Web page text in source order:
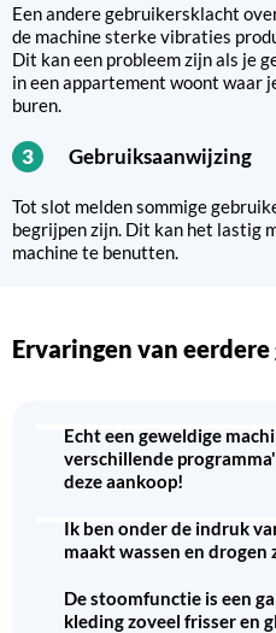
Een andere gebruikersklacht
de machine sterke vibraties
Dit kan een probleem zijn als je
in een appartement woont waar
buren.
3 Gebruiksaanwijzing
Tot slot melden sommige
begrijpen zijn. Dit kan het lastig
machine te benutten.
Ervaringen van
Echt een geweldige
verschillende
deze aankoop!
Ik ben onder de indruk
maakt wassen en drogen
De stoomfunctie is een
kleding zoveel frisser en